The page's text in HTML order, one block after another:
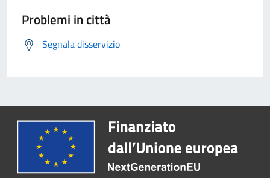
Problemi in città
Segnala disservizio